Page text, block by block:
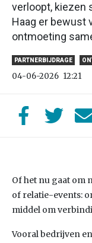
verloopt, kiezen
Haag er bewust
ontmoeting
PARTNERBIJDRAGE
04-06-2026 12:21
Of het nu gaat om
of relatie-events:
middel om
Vooral bedrijven